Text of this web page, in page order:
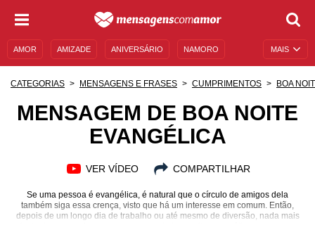
MAIS
AMOR AMIZADE ANIVERSÁRIO NAMORO
MENSAGENS E FRASES MENSAGENS DE ANIVERSÁRIO
CATEGORIAS MENSAGENS E FRASES CUMPRIMENTOS BOA
MENSAGEM DE BOA NOITE
EVANGÉLICA
VER VÍDEO COMPARTILHAR
Se uma pessoa é evangélica, é natural que o círculo de amigos dela
também siga essa crença, visto que há um interesse em comum. Então,
depois de um longo dia de trabalho ou até mesmo de diversão, nada mais